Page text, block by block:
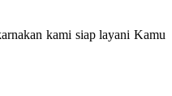
kami siap layani Kamu